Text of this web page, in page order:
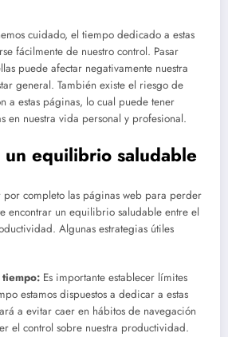
cuidado, el tiempo dedicado a estas
fácilmente de nuestro control. Pasar
puede afectar negativamente nuestra
general. También existe el riesgo de
a estas páginas, lo cual puede tener
en nuestra vida personal y profesional.
un equilibrio saludable
completo las páginas web para perder
encontrar un equilibrio saludable entre el
Algunas estrategias útiles
Es importante establecer límites
estamos dispuestos a dedicar a estas
a evitar caer en hábitos de navegación
el control sobre nuestra productividad.